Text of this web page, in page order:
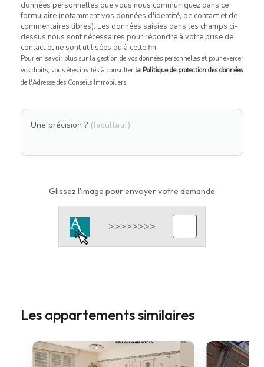
données personnelles que vous nous communiquez dans ce
formulaire (notamment vos données d'identité, de contact et de
commentaires libres). Les données saisies dans les champs ci-
dessus nous sont nécessaires pour répondre à votre prise de
contact et ne sont utilisées qu'à cette fin.
Pour en savoir plus sur la gestion de vos données personnelles et pour exercer
vos droits, vous êtes invités à consulter la Politique de protection des données
de l'Adresse des Conseils Immobiliers.
Une précision ? (facultatif)
Glissez l'image pour envoyer votre demande
Les appartements similaires